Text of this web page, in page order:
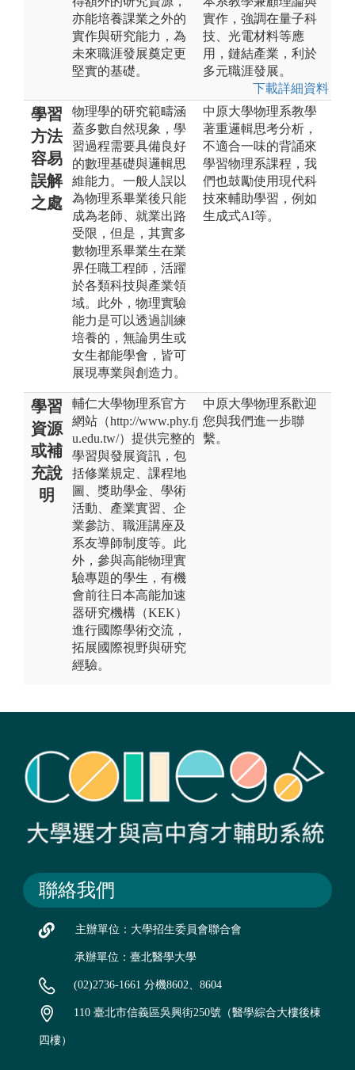
亦能培養課業之外的
實作與研究能力，為
未來職涯發展奠定更
堅實的基礎。
實作，強調在量子科
技、光電材料等應
用，鏈結產業，利於
多元職涯發展。
下載詳細資料
學習
方法
容易
誤解
之處
物理學的研究範疇涵
蓋多數自然現象，學
習過程需要具備良好
的數理基礎與邏輯思
維能力。一般人誤以
為物理系畢業後只能
成為老師、就業出路
受限，但是，其實多
數物理系畢業生在業
界任職工程師，活躍
於各類科技與產業領
域。此外，物理實驗
能力是可以透過訓練
培養的，無論男生或
女生都能學會，皆可
展現專業與創造力。
中原大學物理系教學
著重邏輯思考分析，
不適合一味的背誦來
學習物理系課程，我
們也鼓勵使用現代科
技來輔助學習，例如
生成式AI等。
學習
資源
或補
充說
明
輔仁大學物理系官方
網站（http://www.phy.fj
u.edu.tw/）提供完整的
學習與發展資訊，包
括修業規定、課程地
圖、獎助學金、學術
活動、產業實習、企
業參訪、職涯講座及
系友導師制度等。此
外，參與高能物理實
驗專題的學生，有機
會前往日本高能加速
器研究機構（KEK）
進行國際學術交流，
拓展國際視野與研究
經驗。
中原大學物理系歡迎
您與我們進一步聯
繫。
聯絡我們
主辦單位：大學招生委員會聯合會
承辦單位：臺北醫學大學
(02)2736-1661 分機8602、8604
110 臺北市信義區吳興街250號（醫學綜合大樓後棟
四樓）